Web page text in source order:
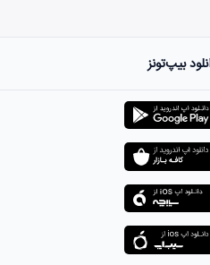
بیپ‌تونز